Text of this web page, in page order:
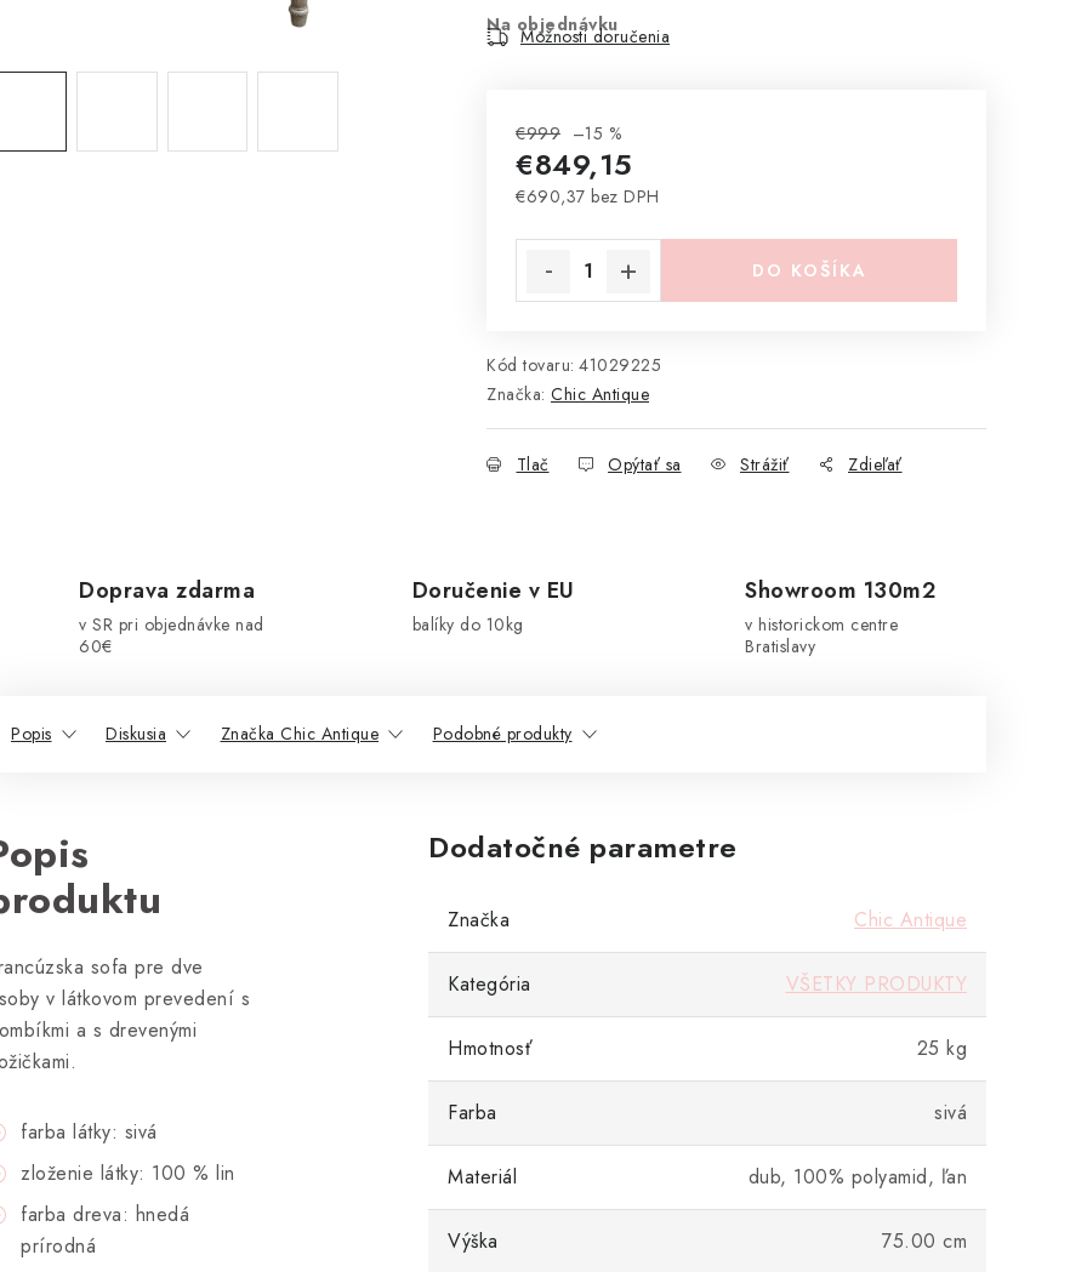
Na objednávku
Možnosti doručenia
€999 –15 %
€849,15
€690,37 bez DPH
DO KOŠÍKA
Kód tovaru: 41029225
Značka: Chic Antique
Tlač Opýtať sa Strážiť Zdieľať
Doprava zdarma
v SR pri objednávke nad
60€
Doručenie v EU
balíky do 10kg
Showroom 130m2
v historickom centre
Bratislavy
Popis Diskusia Značka Chic Antique Podobné produkty
sofa pre dve
v látkovom prevedení s
a s drevenými
farba látky: sivá
zloženie látky: 100 % lin
farba dreva: hnedá
prírodná
Dodatočné parametre
Značka Chic Antique
Kategória VŠETKY PRODUKTY
Hmotnosť 25 kg
Farba sivá
Materiál dub, 100% polyamid, ľan
Výška 75.00 cm